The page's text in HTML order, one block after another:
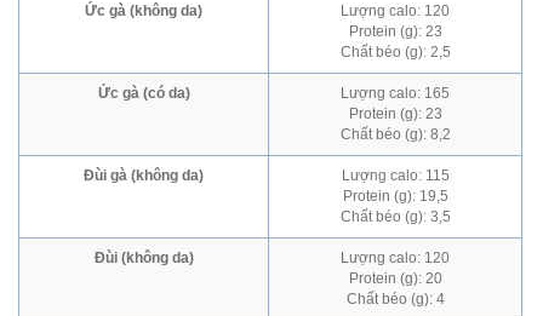
Ức gà (không da)
Lượng calo: 120
Protein (g): 23
Chất béo (g): 2,5
Ức gà (có da)
Lượng calo: 165
Protein (g): 23
Chất béo (g): 8,2
Đùi gà (không da)
Lượng calo: 115
Protein (g): 19,5
Chất béo (g): 3,5
Đùi (không da)
Lượng calo: 120
Protein (g): 20
Chất béo (g): 4